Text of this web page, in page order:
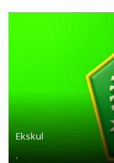
Ekskul
.